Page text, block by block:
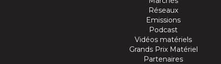
Réseaux
Emissions
Podcast
Vidéos matériels
Grands Prix Matériel
Partenaires